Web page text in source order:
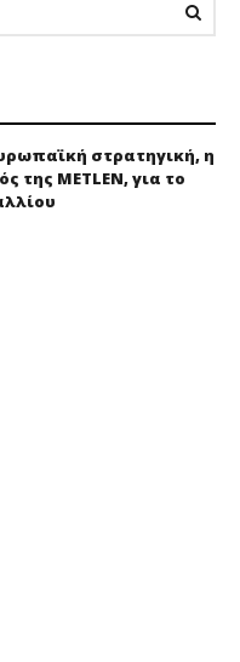
στρατηγική, η
της METLEN, για το